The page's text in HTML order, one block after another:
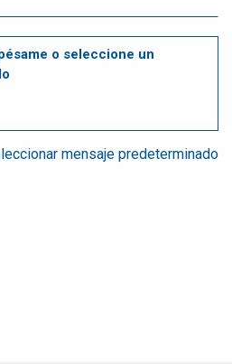
mensaje predeterminado